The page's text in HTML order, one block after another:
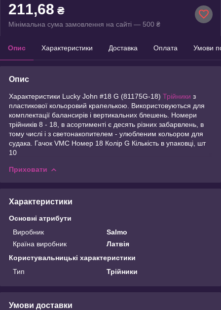
211,68 ₴
Мінімальна сума замовлення на сайті — 500 ₴
Опис Характеристики Доставка Оплата Умови
Опис
Характеристики Lucky John #18 G (81175G-18) Трійники з
пластикової кольоровий крапелькою. Використовуються для
комплектації балансирів і вертикальних блешень. Номери
трійників 8 - 18, в асортименті є десять різних забарвлень, в
тому числі і з светонакопителем - улюбленим кольором для
судака. Гачок VMC Номер 18 Колір G Кількість в упаковці, шт
10
Приховати
Характеристики
Основні атрибути
Виробник
Salmo
Країна виробник
Латвія
Користувальницькі характеристики
Тип
Трійники
Умови доставки